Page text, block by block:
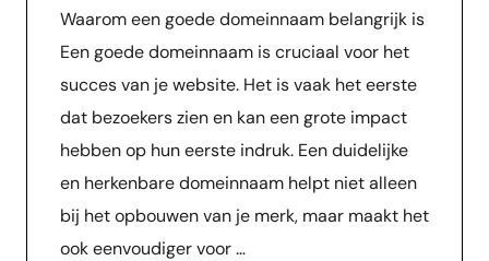
Waarom een goede domeinnaam belangrijk is
Een goede domeinnaam is cruciaal voor het
succes van je website. Het is vaak het eerste
dat bezoekers zien en kan een grote impact
hebben op hun eerste indruk. Een duidelijke
en herkenbare domeinnaam helpt niet alleen
bij het opbouwen van je merk, maar maakt het
ook eenvoudiger voor …